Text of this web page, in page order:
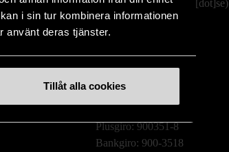
i sin tur kombinera informationen
använt deras tjänster.
Tillåt alla cookies
(info[at]stadsmissionen[dot]se)
Box 35
Plusgiro: 900351-8
Bankgiro: 900-3518